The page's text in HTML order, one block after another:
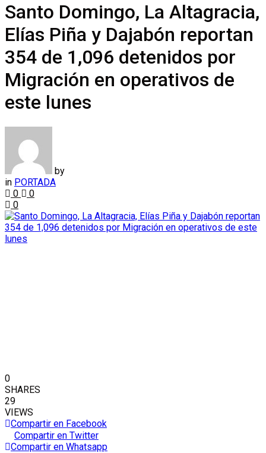
Santo Domingo, La Altagracia,
Elías Piña y Dajabón reportan
354 de 1,096 detenidos por
Migración en operativos de
este lunes
by
in PORTADA
0
0
0
0
SHARES
29
VIEWS
Compartir en Facebook
Compartir en Twitter
Compartir en Whatsapp